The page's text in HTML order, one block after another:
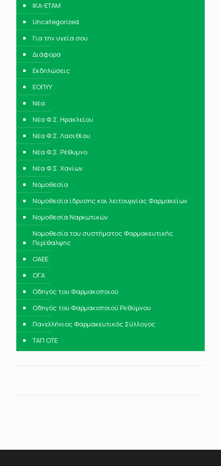
IKA-ETAM
Uncategorized
Για την υγεία σου
Διάφορα
Εκδηλώσεις
ΕΟΠΥΥ
Νέα
Νέα Φ.Σ. Ηρακλείου
Νέα Φ.Σ. Λασιθίου
Νέα Φ.Σ. Ρέθυμνο
Νέα Φ.Σ. Χανίων
Νομοθεσία
Νομοθεσία ίδρυσης και λειτουργίας Φαρμακείων
Νομοθεσία Ναρκωτικών
Νομοθεσία του συστήματος Φαρμακευτικής
Περίθαλψης
ΟΑΕΕ
ΟΓΑ
Οδηγός του Φαρμακοποιού
Οδηγός του Φαρμακοποιού Ρεθύμνου
Πανελλήνιος Φαρμακευτικός Σύλλογος
ΤΑΠ ΟΤΕ